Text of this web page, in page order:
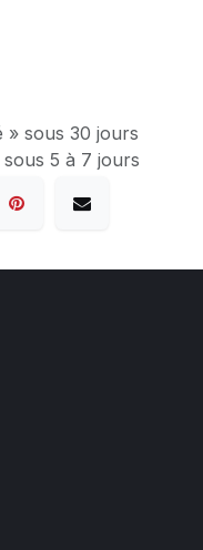
» sous 30 jours
5 à 7 jours